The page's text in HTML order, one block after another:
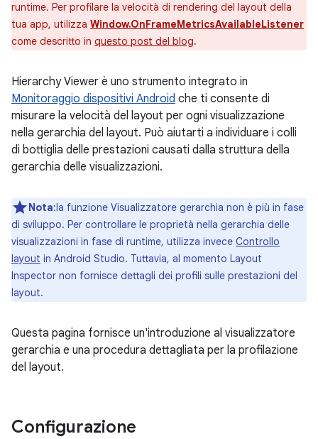
runtime. Per profilare la velocità di rendering del layout della
tua app, utilizza Window.OnFrameMetricsAvailableListener
come descritto in questo post del blog.
Hierarchy Viewer è uno strumento integrato in
Monitoraggio dispositivi Android che ti consente di
misurare la velocità del layout per ogni visualizzazione
nella gerarchia del layout. Può aiutarti a individuare i colli
di bottiglia delle prestazioni causati dalla struttura della
gerarchia delle visualizzazioni.
Nota:la funzione Visualizzatore gerarchia non è più in fase
di sviluppo. Per controllare le proprietà nella gerarchia delle
visualizzazioni in fase di runtime, utilizza invece Controllo
layout in Android Studio. Tuttavia, al momento Layout
Inspector non fornisce dettagli dei profili sulle prestazioni del
layout.
Questa pagina fornisce un'introduzione al visualizzatore
gerarchia e una procedura dettagliata per la profilazione
del layout.
Configurazione